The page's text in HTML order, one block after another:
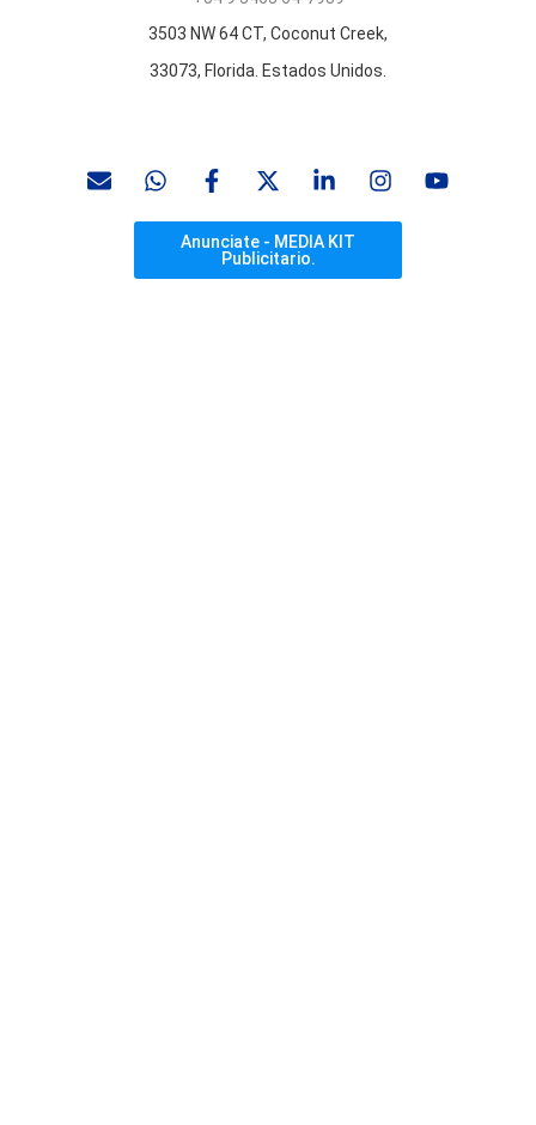
3503 NW 64 CT, Coconut Creek,
33073, Florida. Estados Unidos.
Anunciate - MEDIA KIT
Publicitario.